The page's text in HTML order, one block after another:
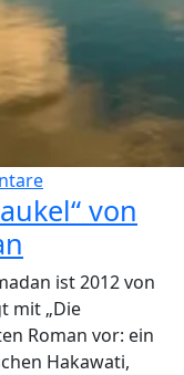
von
ist 2012 von
mit „Die
Roman vor: ein
Hakawati,